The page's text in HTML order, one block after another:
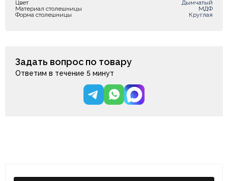
Цвет
Дымчатый
Материал столешницы
МДФ
Форма столешницы
Круглая
Задать вопрос по товару
Ответим в течение 5 минут